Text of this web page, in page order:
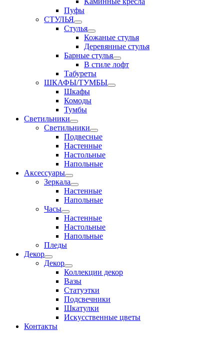
Пуфы
СТУЛЬЯ
Стулья
Кожаные стулья
Деревянные стулья
Барные стулья
В стиле лофт
Табуреты
ШКАФЫ/ТУМБЫ
Шкафы
Комоды
Тумбы
Светильники
Светильники
Подвесные
Настенные
Настольные
Напольные
Аксессуары
Зеркала
Настенные
Напольные
Часы
Настенные
Настольные
Напольные
Пледы
Декор
Декор
Коллекции декор
Вазы
Статуэтки
Подсвечники
Шкатулки
Искусственные цветы
Контакты